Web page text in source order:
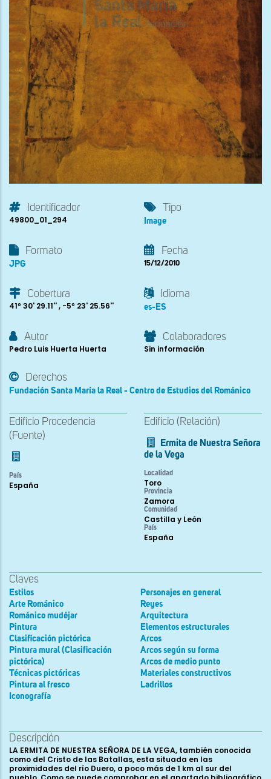
Identificador
49800_01_294
Tipo
Image
Formato
JPG
Fecha
15/12/2010
Cobertura
41º 30' 29.11'' , -5º 23' 25.56''
Idioma
es-ES
Autor
Pedro Luis Huerta Huerta
Colaboradores
Sin información
Derechos
Fundación Santa María la Real - Centro de Estudios del Románico
Edificio Procedencia
(Fuente)
País
España
Edificio (Relación)
Ermita de Nuestra Señora
de la Vega
Localidad
Toro
Provincia
Zamora
Comunidad
Castilla y León
País
España
Claves
Estilos
Arte Románico
Románico mudéjar
Pintura
Clasificación pictórica
Pintura mural (Clasificación
pictórica)
Técnicas pictóricas
Pintura al fresco
Iconografía
Personajes en general
Reyes
Arquitectura
Elementos estructurales
Arcos
Arcos según su forma
Arcos de medio punto
Materiales constructivos
Ladrillos
Descripción
LA ERMITA DE NUESTRA SEÑORA DE LA VEGA, también conocida
como del Cristo de las Batallas, esta situada en las
proximidades del río Duero, a poco más de 1 km al sur del